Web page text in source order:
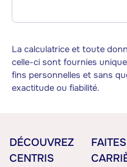
La calculatrice et toute
celle-ci sont fournies
fins personnelles et sans
exactitude ou fiabilité.
DÉCOUVREZ
CENTRIS
FAITES